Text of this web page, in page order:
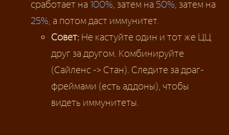
сработает на 100% , затем на 50% , затем на
25% , а потом даст иммунитет.
Совет: Не кастуйте один и тот же ЦЦ
друг за другом. Комбинируйте
(Сайленс -> Стан). Следите за драг-
фреймами (есть аддоны), чтобы
видеть иммунитеты.